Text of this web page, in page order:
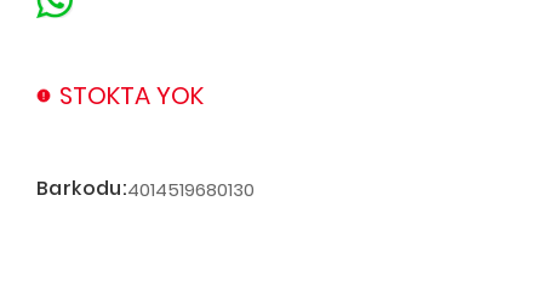
STOKTA YOK
Barkodu:4014519680130